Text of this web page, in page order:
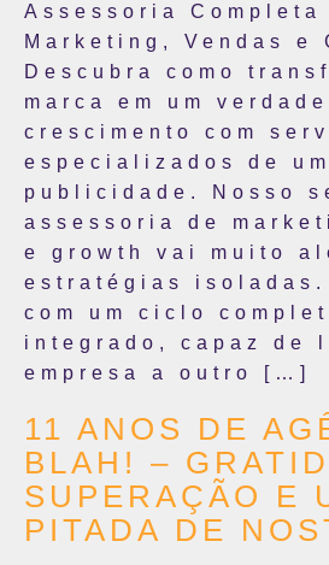
Assessoria Completa
Marketing, Vendas e
Descubra como
marca em um
crescimento com
especializados de
publicidade. Nosso
assessoria de
e growth vai muito
estratégias isoladas.
com um ciclo
integrado, capaz de
empresa a outro […]
11 ANOS DE
BLAH! –
SUPERAÇÃO E
PITADA DE